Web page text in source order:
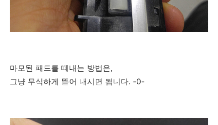
마모된 패드를 떼내는 방법은,
그냥 무식하게 뜯어 내시면 됩니다. -0-